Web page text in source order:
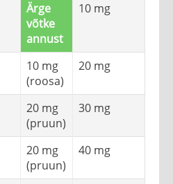
Ärge
võtke
annust
10 mg
10 mg
(roosa)
20 mg
20 mg
(pruun)
30 mg
20 mg
(pruun)
40 mg